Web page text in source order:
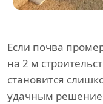
Если почва
на 2 м
становится
удачным